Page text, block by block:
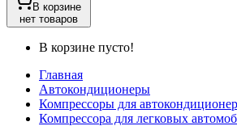
В корзине
нет товаров
В корзине пусто!
Главная
Автокондиционеры
Компрессоры для
Компрессора для легковых